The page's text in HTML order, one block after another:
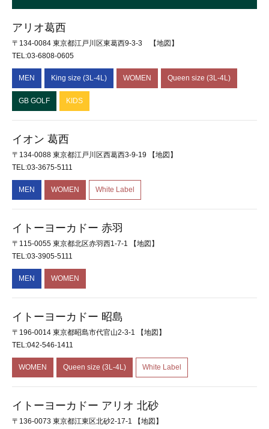
アリオ葛西
〒134-0084 東京都江戸川区東葛西9-3-3
【地図】
TEL:03-6808-0605
MEN King size (3L-4L) WOMEN Queen size (3L-4L)
GB GOLF KIDS
イオン 葛西
〒134-0088 東京都江戸川区西葛西3-9-19
【地図】
TEL:03-3675-5111
MEN WOMEN White Label
イトーヨーカドー 赤羽
〒115-0055 東京都北区赤羽西1-7-1
【地図】
TEL:03-3905-5111
MEN WOMEN
イトーヨーカドー 昭島
〒196-0014 東京都昭島市代官山2-3-1
【地図】
TEL:042-546-1411
WOMEN Queen size (3L-4L) White Label
イトーヨーカドー アリオ 北砂
〒136-0073 東京都江東区北砂2-17-1
【地図】